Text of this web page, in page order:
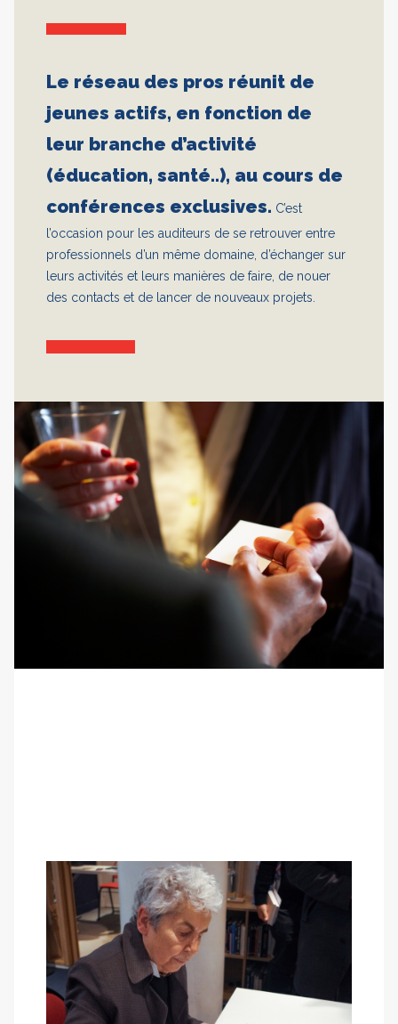
Le réseau des pros réunit de
jeunes actifs, en fonction de
leur branche d’activité
(éducation, santé..), au cours de
conférences exclusives. C’est
l’occasion pour les auditeurs de se retrouver entre
professionnels d’un même domaine, d’échanger sur
leurs activités et leurs manières de faire, de nouer
des contacts et de lancer de nouveaux projets.